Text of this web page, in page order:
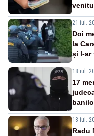
21 iul.
Doi
la
și l-ar
18 iul.
17
18 iul.
Radu